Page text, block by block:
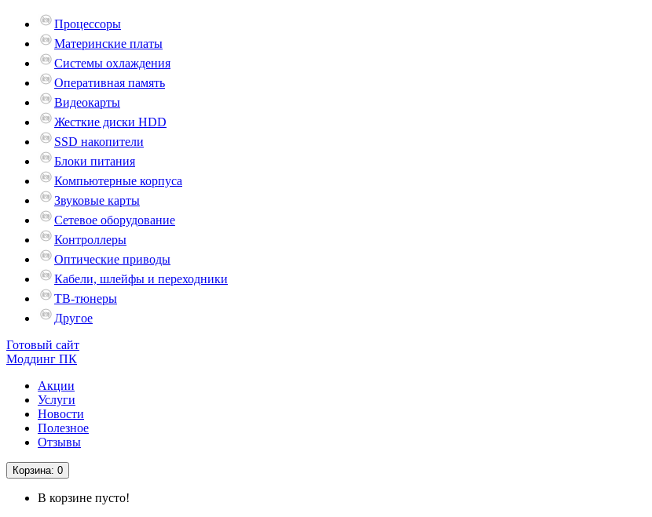
Процессоры
Материнские платы
Системы охлаждения
Оперативная память
Видеокарты
Жесткие диски HDD
SSD накопители
Блоки питания
Компьютерные корпуса
Звуковые карты
Сетевое оборудование
Контроллеры
Оптические приводы
Кабели, шлейфы и переходники
ТВ-тюнеры
Другое
Готовый сайт
Моддинг ПК
Акции
Услуги
Новости
Полезное
Отзывы
Корзина: 0
В корзине пусто!